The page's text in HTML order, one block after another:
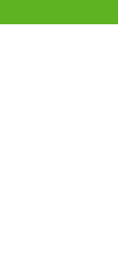
to